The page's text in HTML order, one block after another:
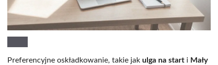
Preferencyjne oskładkowanie, takie jak ulga na start i Mały